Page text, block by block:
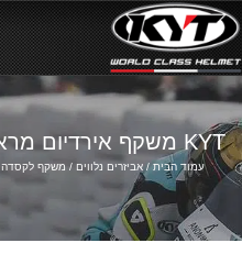
KYT משקף אירדיום מראה – Iridium Mirror Visor
עמוד הבית /אביזרים נלווים /משקף לקסדה